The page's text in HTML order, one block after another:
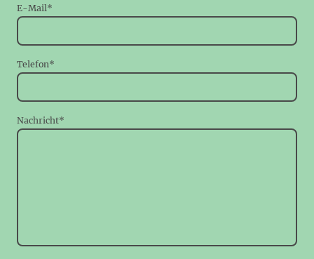
E-Mail*
Telefon*
Nachricht*